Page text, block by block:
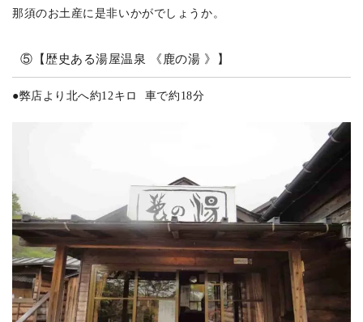
那須のお土産に是非いかがでしょうか。
⑤【歴史ある湯屋温泉 《鹿の湯 》】
●弊店より北へ約12キロ 車で約18分